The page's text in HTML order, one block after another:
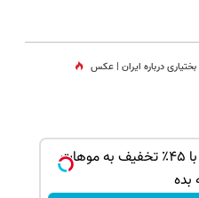
درباره ایران | عکس
شامپو جلبک اسپیرولینارو با ۴۵٪ تخفیف به موهات
بده